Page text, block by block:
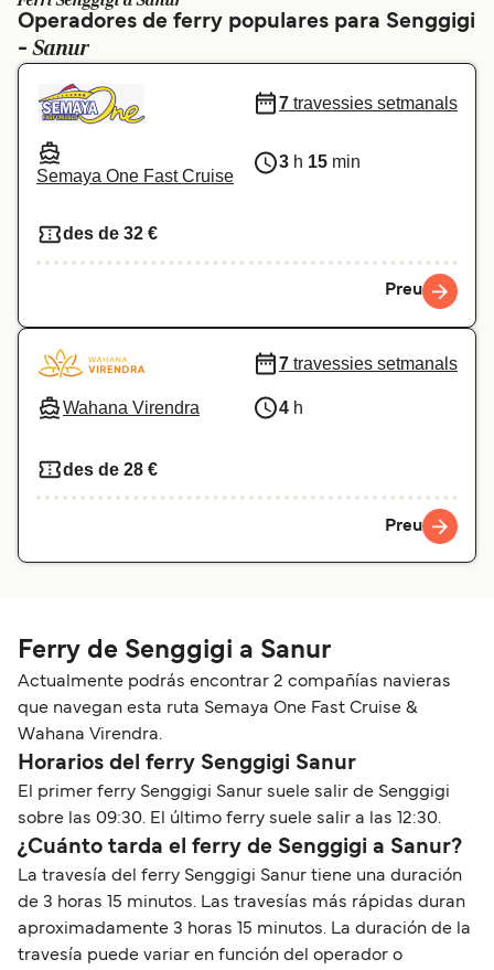
Schweiz (DE) Norge
المغرب Maroc (FR)
Operadores de ferry populares para Senggigi
-Sanur
Semaya One Fast Cruise
7 travessies setmanals
3 h 15 min
des de 32 €
Preu
Wahana Virendra
7 travessies setmanals
4 h
des de 28 €
Preu
Ferry de Senggigi a Sanur
Actualmente podrás encontrar 2 compañías navieras
que navegan esta ruta Semaya One Fast Cruise &
Wahana Virendra.
Horarios del ferry Senggigi Sanur
El primer ferry Senggigi Sanur suele salir de Senggigi
sobre las 09:30. El último ferry suele salir a las 12:30.
¿Cuánto tarda el ferry de Senggigi a Sanur?
La travesía del ferry Senggigi Sanur tiene una duración
de 3 horas 15 minutos. Las travesías más rápidas duran
aproximadamente 3 horas 15 minutos. La duración de la
travesía puede variar en función del operador o